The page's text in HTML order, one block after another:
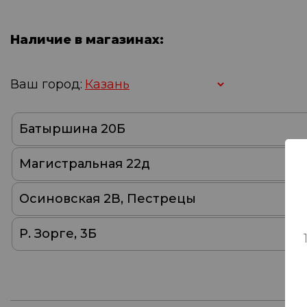
Наличие в магазинах:
Ваш город:
Батыршина 20Б
Магистральная 22д
Осиновская 2В, Пестрецы
Р. Зорге, 3Б